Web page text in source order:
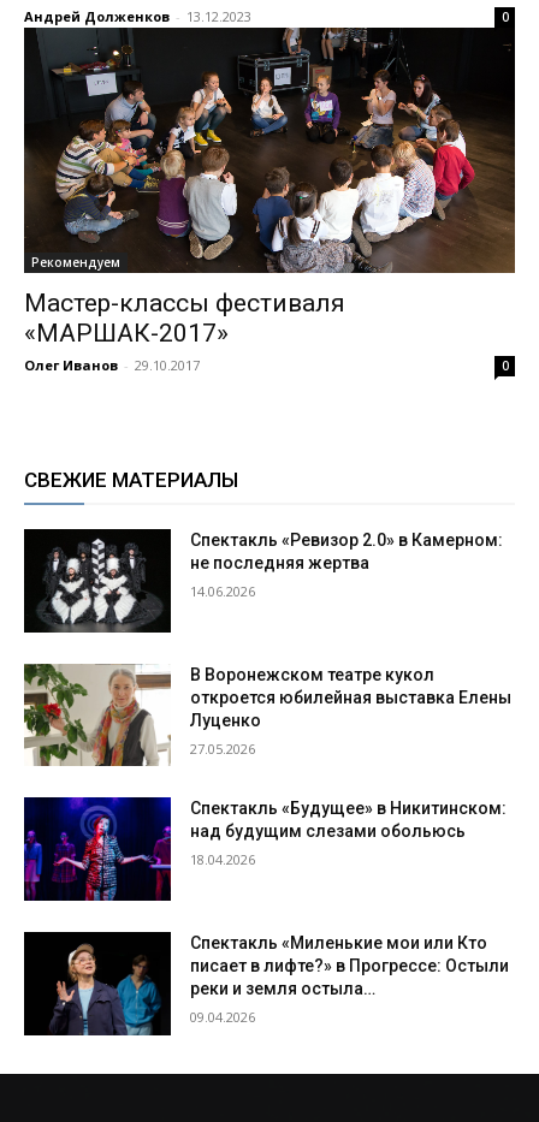
Андрей Долженков - 13.12.2023 0
Рекомендуем
Мастер-классы фестиваля
«МАРШАК-2017»
Олег Иванов - 29.10.2017 0
СВЕЖИЕ МАТЕРИАЛЫ
Спектакль «Ревизор 2.0» в Камерном:
не последняя жертва
14.06.2026
В Воронежском театре кукол
откроется юбилейная выставка Елены
Луценко
27.05.2026
Спектакль «Будущее» в Никитинском:
над будущим слезами обольюсь
18.04.2026
Спектакль «Миленькие мои или Кто
писает в лифте?» в Прогрессе: Остыли
реки и земля остыла…
09.04.2026